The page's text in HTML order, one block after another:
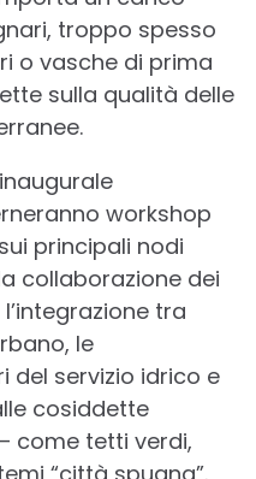
troppo spesso
o vasche di prima
sulla qualità delle
workshop
principali nodi
collaborazione dei
l’integrazione tra
le
del servizio idrico e
cosiddette
come tetti verdi,